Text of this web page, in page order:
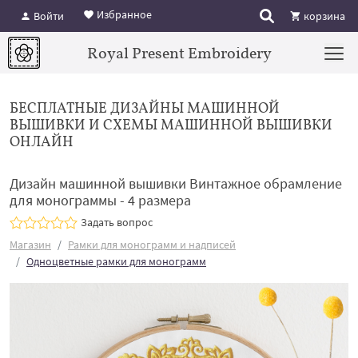
Войти Избранное корзина
Royal Present Embroidery
БЕСПЛАТНЫЕ ДИЗАЙНЫ МАШИННОЙ
ВЫШИВКИ И СХЕМЫ МАШИННОЙ ВЫШИВКИ
ОНЛАЙН
Дизайн машинной вышивки Винтажное обрамление
для монограммы - 4 размера
Задать вопрос
Магазин
Рамки для монограмм и надписей
Одноцветные рамки для монограмм